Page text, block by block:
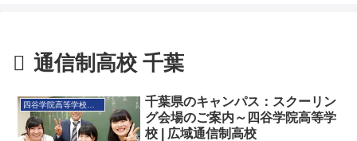
通信制高校 千葉
四谷学院高等学校とは
千葉県のキャンパス：スクーリン
グ会場のご案内～四谷学院高等学
校 | 広域通信制高校